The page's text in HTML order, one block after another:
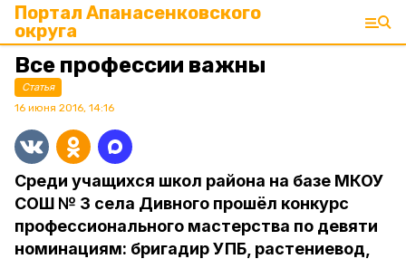
Портал Апанасенковского
округа
Все профессии важны
Статья
16 июня 2016, 14:16
Среди учащихся школ района на базе МКОУ
СОШ № 3 села Дивного прошёл конкурс
профессионального мастерства по девяти
номинациям: бригадир УПБ, растениевод,